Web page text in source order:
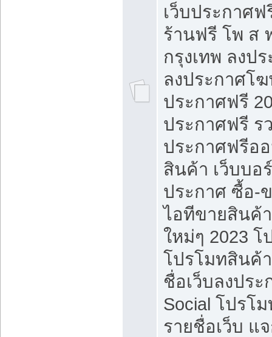
เว็บประกาศ
ร้านฟรี โพ ส
กรุงเทพ ลงป
ลงประกาศโ
ประกาศฟรี
ประกาศฟรี ร
ประกาศฟรีอ
สินค้า เว็บบอ
ประกาศ ซื้อ-
ไอทีขายสินค้
ใหม่ๆ 2023
โปรโมทสินค้
ชื่อเว็บลงปร
Social โปรโ
รายชื่อเว็บ แ